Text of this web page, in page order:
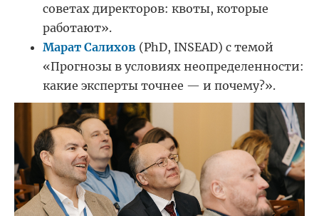
советах директоров: квоты, которые
работают».
Марат Салихов (PhD, INSEAD) с темой
«Прогнозы в условиях неопределенности:
какие эксперты точнее — и почему?».